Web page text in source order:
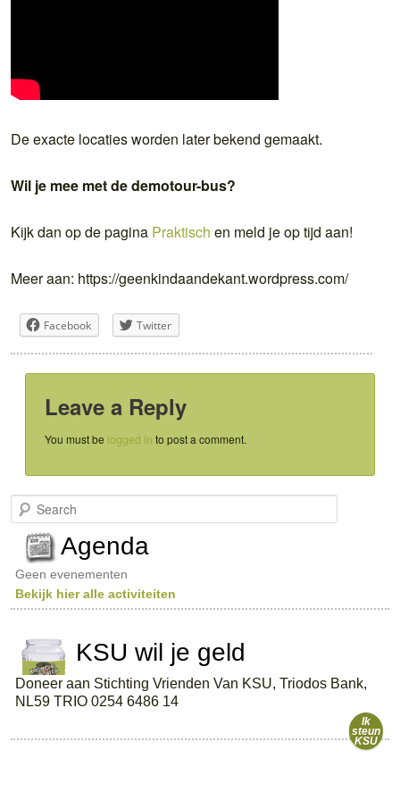
De exacte locaties worden later bekend gemaakt.
Wil je mee met de demotour-bus?
Kijk dan op de pagina Praktisch en meld je op tijd aan!
Meer aan: https://geenkindaandekant.wordpress.com/
Facebook Twitter
Leave a Reply
You must be logged in to post a comment.
e
c
h
Agenda
Geen evenementen
Bekijk hier alle activiteiten
KSU wil je geld
Doneer aan Stichting Vrienden Van KSU, Triodos Bank,
NL59 TRIO 0254 6486 14
Ik
steun
KSU